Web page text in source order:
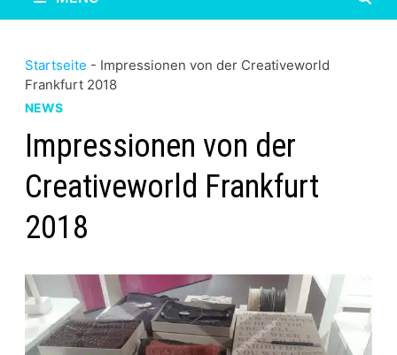
Startseite - Impressionen von der Creativeworld
Frankfurt 2018
NEWS
Impressionen von der
Creativeworld Frankfurt
2018